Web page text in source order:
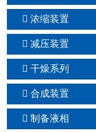
浓缩装置
减压装置
干燥系列
合成装置
制备液相